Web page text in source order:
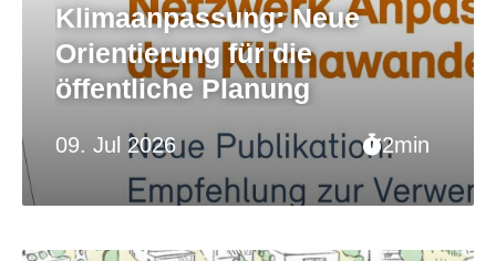
09. Jul 2026 2min
Klimaanpassung: Neue
Orientierung für die
öffentliche Planung